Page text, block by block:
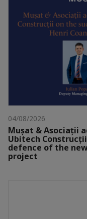
04/08/2026
Mușat & Asociații
Ubitech
defence of the
project